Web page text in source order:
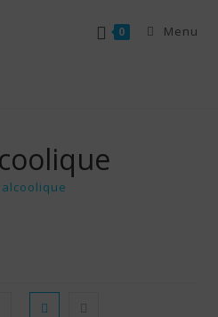
0 Menu